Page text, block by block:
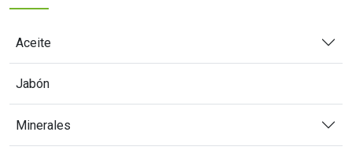
Aceite
Jabón
Minerales